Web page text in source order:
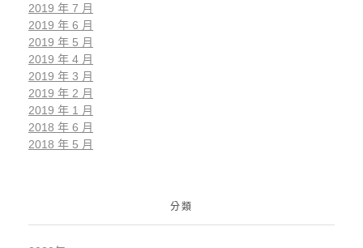
2019 年 7 月
2019 年 6 月
2019 年 5 月
2019 年 4 月
2019 年 3 月
2019 年 2 月
2019 年 1 月
2018 年 6 月
2018 年 5 月
分類